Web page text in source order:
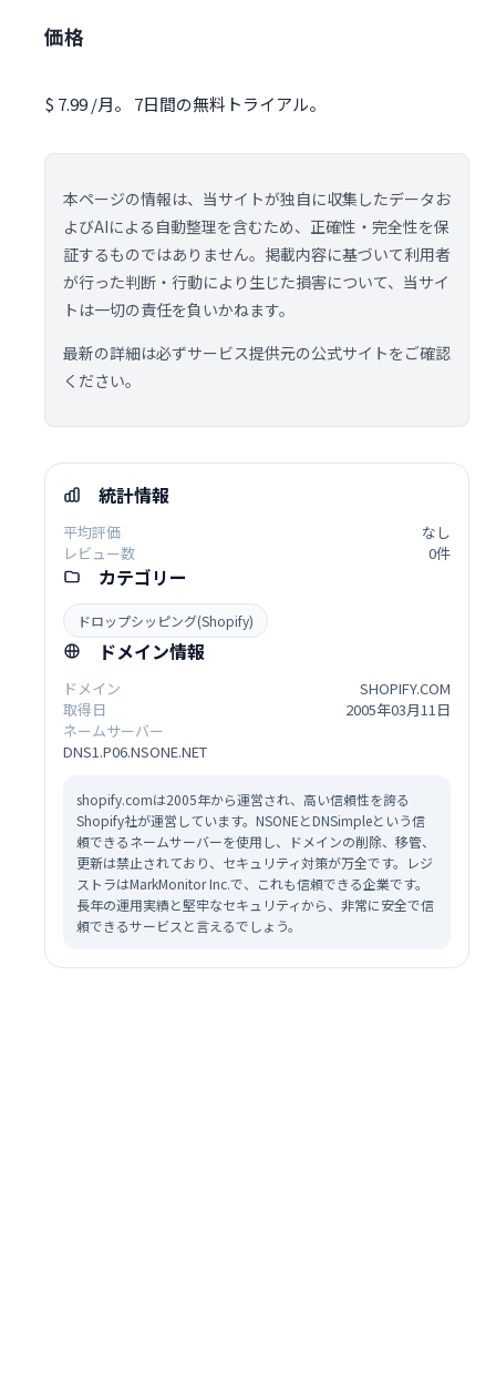
価格
$ 7.99 /月。 7日間の無料トライアル。
本ページの情報は、当サイトが独自に収集したデータお
よびAIによる自動整理を含むため、正確性・完全性を保
証するものではありません。掲載内容に基づいて利用者
が行った判断・行動により生じた損害について、当サイ
トは一切の責任を負いかねます。
最新の詳細は必ずサービス提供元の公式サイトをご確認
ください。
統計情報
平均評価
なし
レビュー数
0件
カテゴリー
ドロップシッピング(Shopify)
ドメイン情報
ドメイン
SHOPIFY.COM
取得日
2005年03月11日
ネームサーバー
DNS1.P06.NSONE.NET
shopify.comは2005年から運営され、高い信頼性を誇る
Shopify社が運営しています。NSONEとDNSimpleという信
頼できるネームサーバーを使用し、ドメインの削除、移管、
更新は禁止されており、セキュリティ対策が万全です。レジ
ストラはMarkMonitor Inc.で、これも信頼できる企業です。
長年の運用実績と堅牢なセキュリティから、非常に安全で信
頼できるサービスと言えるでしょう。